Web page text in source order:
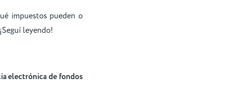
impuestos pueden o
leyendo!
electrónica de fondos